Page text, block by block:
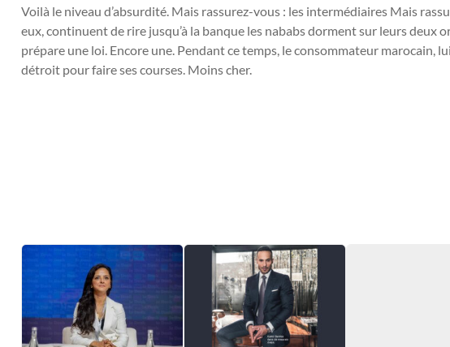
Voilà le niveau d’absurdité. Mais rassurez-vous : les intermédiaires Mais
eux, continuent de rire jusqu’à la banque les nababs dorment sur leurs deux
prépare une loi. Encore une. Pendant ce temps, le consommateur marocain,
détroit pour faire ses courses. Moins cher.